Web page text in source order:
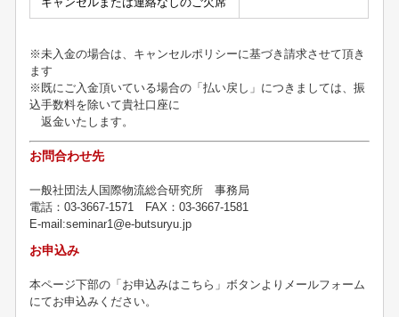
※未入金の場合は、キャンセルポリシーに基づき請求させて頂き
ます
※既にご入金頂いている場合の「払い戻し」につきましては、振
込手数料を除いて貴社口座に
返金いたします。
お問合わせ先
一般社団法人国際物流総合研究所 事務局
電話：03-3667-1571 FAX：03-3667-1581
E-mail:seminar1@e-butsuryu.jp
お申込み
本ページ下部の「お申込みはこちら」ボタンよりメールフォーム
にてお申込みください。